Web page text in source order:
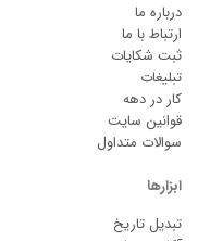
درباره ما
ارتباط با ما
ثبت شکایات
تبلیغات
کار در دهه
قوانین سایت
سوالات متداول
ابزارها
تبدیل تاریخ